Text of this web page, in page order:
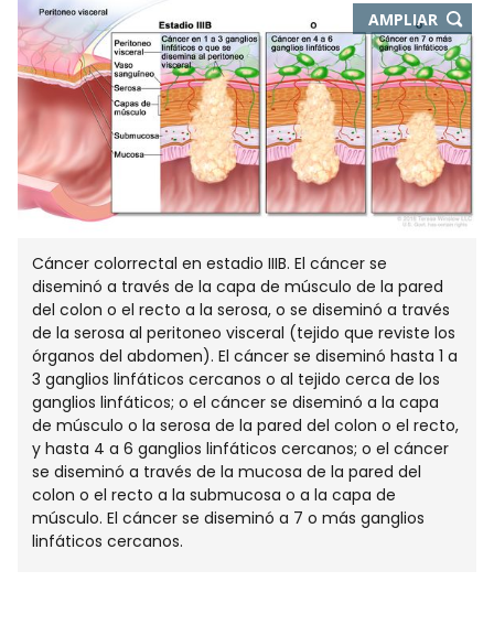
AMPLIAR-
ABRE
EN
NUEVA
Cáncer colorrectal en estadio IIIB. El cáncer se
diseminó a través de la capa de músculo de la pared
del colon o el recto a la serosa, o se diseminó a través
de la serosa al peritoneo visceral (tejido que reviste los
órganos del abdomen). El cáncer se diseminó hasta 1 a
3 ganglios linfáticos cercanos o al tejido cerca de los
ganglios linfáticos; o el cáncer se diseminó a la capa
de músculo o la serosa de la pared del colon o el recto,
y hasta 4 a 6 ganglios linfáticos cercanos; o el cáncer
se diseminó a través de la mucosa de la pared del
colon o el recto a la submucosa o a la capa de
músculo. El cáncer se diseminó a 7 o más ganglios
linfáticos cercanos.